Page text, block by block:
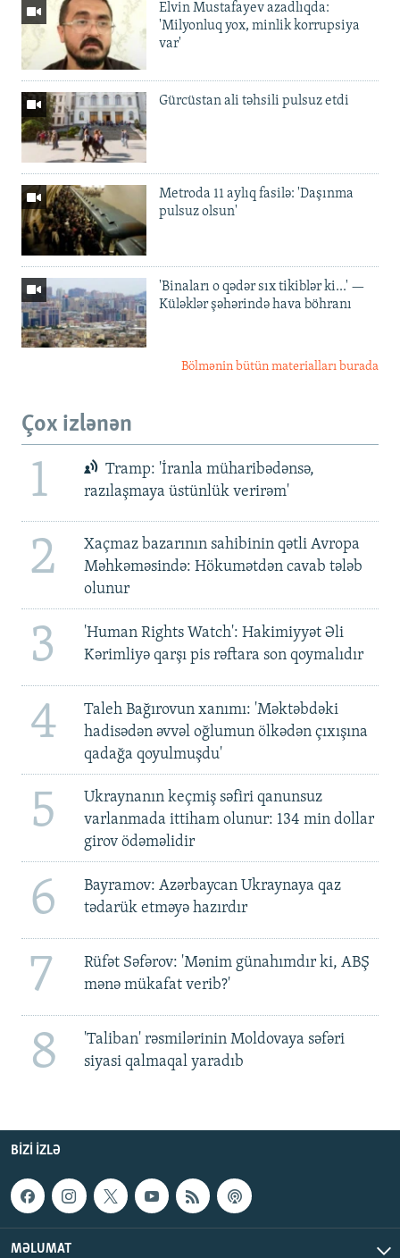
Elvin Mustafayev azadlıqda:
'Milyonluq yox, minlik korrupsiya
var'
Gürcüstan ali təhsili pulsuz etdi
Metroda 11 aylıq fasilə: 'Daşınma
pulsuz olsun'
'Binaları o qədər sıx tikiblər ki...' —
Küləklər şəhərində hava böhranı
Bölmənin bütün materialları burada
Çox izlənən
1
Tramp: 'İranla müharibədənsə,
razılaşmaya üstünlük verirəm'
2
Xaçmaz bazarının sahibinin qətli Avropa
Məhkəməsində: Hökumətdən cavab tələb
olunur
3
'Human Rights Watch': Hakimiyyət Əli
Kərimliyə qarşı pis rəftara son qoymalıdır
4
Taleh Bağırovun xanımı: 'Məktəbdəki
hadisədən əvvəl oğlumun ölkədən çıxışına
qadağa qoyulmuşdu'
5
Ukraynanın keçmiş səfiri qanunsuz
varlanmada ittiham olunur: 134 min dollar
girov ödəməlidir
6
Bayramov: Azərbaycan Ukraynaya qaz
tədarük etməyə hazırdır
7
Rüfət Səfərov: 'Mənim günahımdır ki, ABŞ
mənə mükafat verib?'
8
'Taliban' rəsmilərinin Moldovaya səfəri
siyasi qalmaqal yaradıb
BIZI IZLƏ
MƏLUMAT